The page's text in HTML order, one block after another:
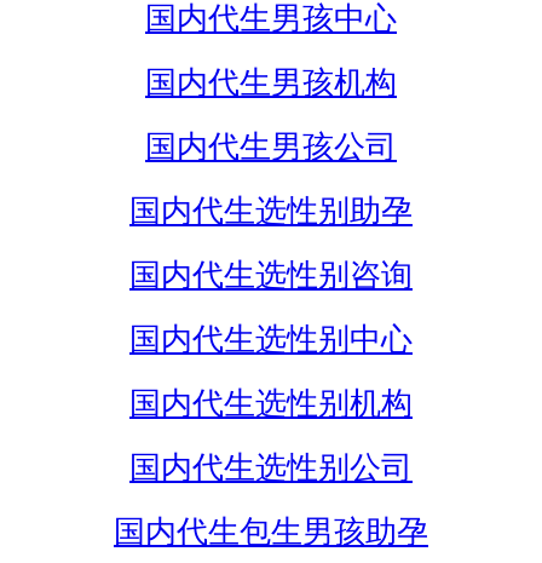
国内代生男孩中心
国内代生男孩机构
国内代生男孩公司
国内代生选性别助孕
国内代生选性别咨询
国内代生选性别中心
国内代生选性别机构
国内代生选性别公司
国内代生包生男孩助孕